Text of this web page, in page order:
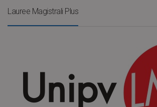
Lauree Magistrali Plus